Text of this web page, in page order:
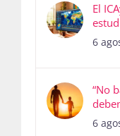
El
6
“No
6